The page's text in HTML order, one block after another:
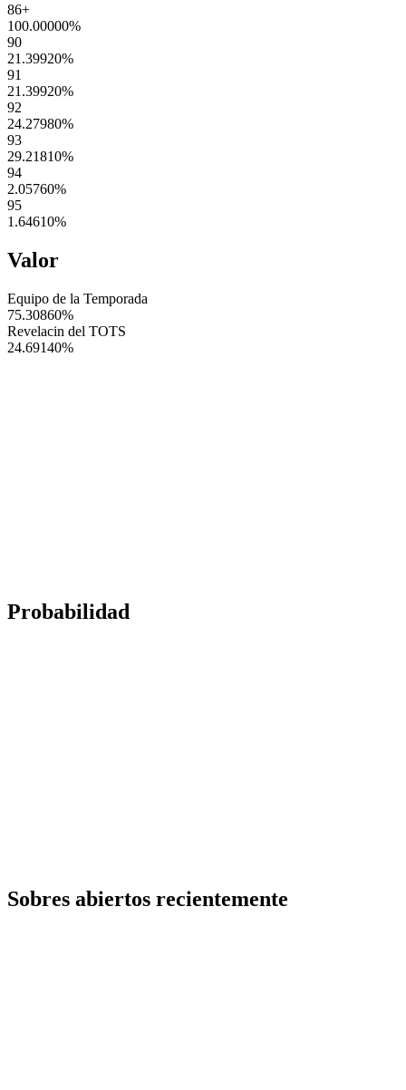
86+
100.00000%
90
21.39920%
91
21.39920%
92
24.27980%
93
29.21810%
94
2.05760%
95
1.64610%
Valor
Equipo de la Temporada
75.30860%
Revelacin del TOTS
24.69140%
Probabilidad
Sobres abiertos recientemente